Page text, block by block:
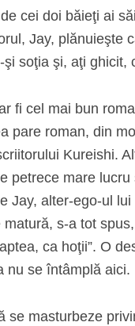
cei doi băieţi ai
Jay, plănuieşte
soţia şi, aţi ghicit,
fi cel mai bun
pare roman, din
Kureishi.
petrece mare
Jay, alter-ego-ul
s-a tot
ca hoţii”. O
nu se întâmplă aici.
se masturbeze